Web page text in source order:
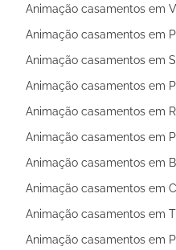
Animação casamentos em
Animação casamentos em
Animação casamentos em
Animação casamentos em
Animação casamentos em
Animação casamentos em
Animação casamentos em
Animação casamentos em
Animação casamentos em
Animação casamentos em